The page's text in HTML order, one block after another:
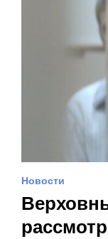
Новости